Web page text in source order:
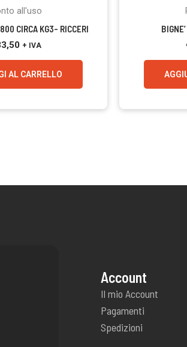
all'uso
CIRCA KG3- RICCERI
+ IVA
AL CARRELLO
Account
Il mio Account
Pagamenti
Spedizioni